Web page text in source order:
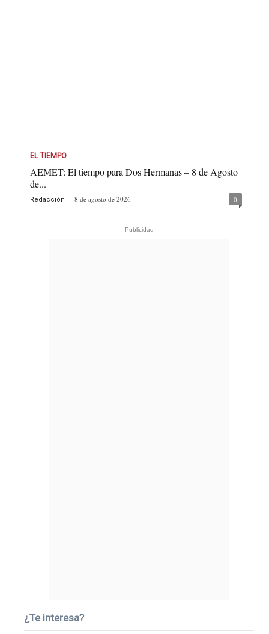
EL TIEMPO
AEMET: El tiempo para Dos Hermanas – 8 de Agosto
de...
Redacción - 8 de agosto de 2026 0
- Publicidad -
¿Te interesa?